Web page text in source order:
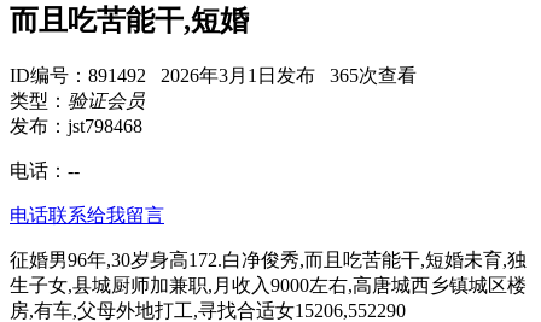
而且吃苦能干,短婚
ID编号：891492 2026年3月1日发布 365次查看
类型： 验证会员
发布：jst798468
电话： --
电话联系给我留言
征婚男96年,30岁身高172.白净俊秀,而且吃苦能干,短婚未育,独
生子女,县城厨师加兼职,月收入9000左右,高唐城西乡镇城区楼
房,有车,父母外地打工,寻找合适女15206,552290